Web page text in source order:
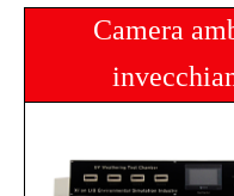
Camera